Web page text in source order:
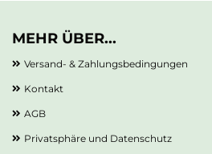
MEHR ÜBER...
Versand- & Zahlungsbedingungen
Kontakt
AGB
Privatsphäre und Datenschutz